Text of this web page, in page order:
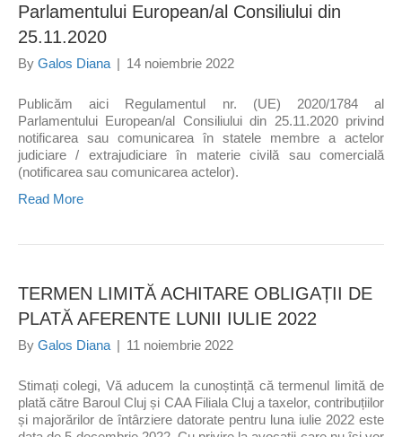
Parlamentului European/al Consiliului din
25.11.2020
By Galos Diana | 14 noiembrie 2022
Publicăm aici Regulamentul nr. (UE) 2020/1784 al
Parlamentului European/al Consiliului din 25.11.2020 privind
notificarea sau comunicarea în statele membre a actelor
judiciare / extrajudiciare în materie civilă sau comercială
(notificarea sau comunicarea actelor).
Read More
TERMEN LIMITĂ ACHITARE OBLIGAȚII DE
PLATĂ AFERENTE LUNII IULIE 2022
By Galos Diana | 11 noiembrie 2022
Stimați colegi, Vă aducem la cunoștință că termenul limită de
plată către Baroul Cluj și CAA Filiala Cluj a taxelor, contribuțiilor
și majorărilor de întârziere datorate pentru luna iulie 2022 este